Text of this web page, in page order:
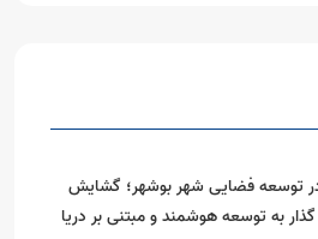
توسعه فضایی شهر بوشهر؛ گشایش
به توسعه هوشمند و مبتنی بر دریا